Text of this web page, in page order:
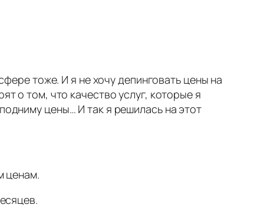
тоже. И я не хочу депинговать цены на
о том, что качество услуг, которые я
цены… И так я решилась на этот
ценам.